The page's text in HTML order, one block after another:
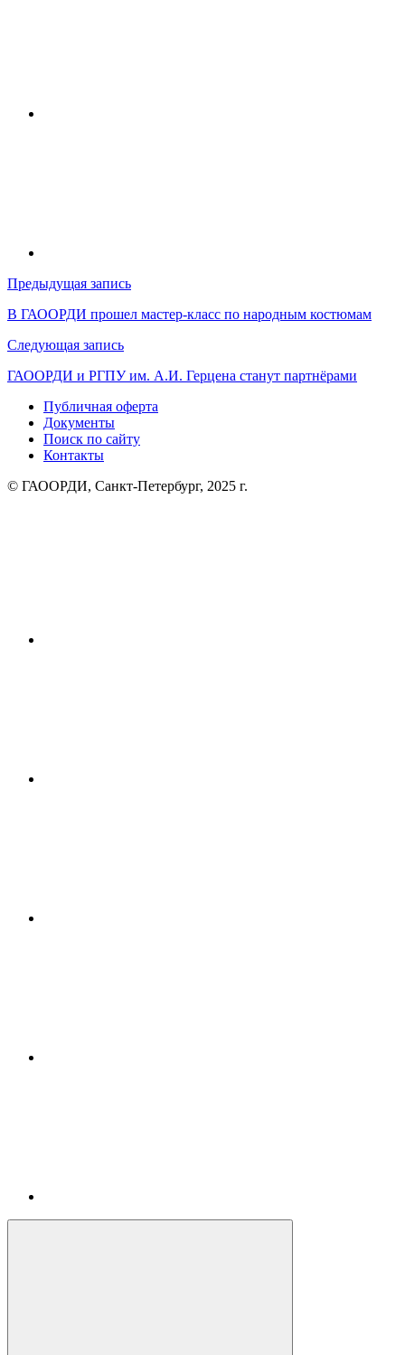
Навигация
по
записям
Предыдущая запись
В ГАООРДИ прошел мастер-класс по народным костюмам
Следующая запись
ГАООРДИ и РГПУ им. А.И. Герцена станут партнёрами
Публичная оферта
Документы
Поиск по сайту
Контакты
© ГАООРДИ, Санкт-Петербург, 2025 г.